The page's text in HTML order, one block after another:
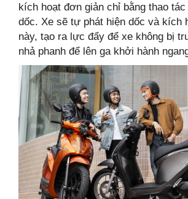
kích hoạt đơn giản chỉ bằng thao
dốc. Xe sẽ tự phát hiện dốc và kích
này, tạo ra lực đẩy để xe không bị
nhả phanh để lên ga khởi hành